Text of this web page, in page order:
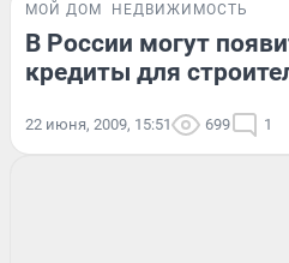
МОЙ ДОМ НЕДВИЖИМОСТЬ
В России могут
кредиты для
22 июня, 2009, 15:51 699 1